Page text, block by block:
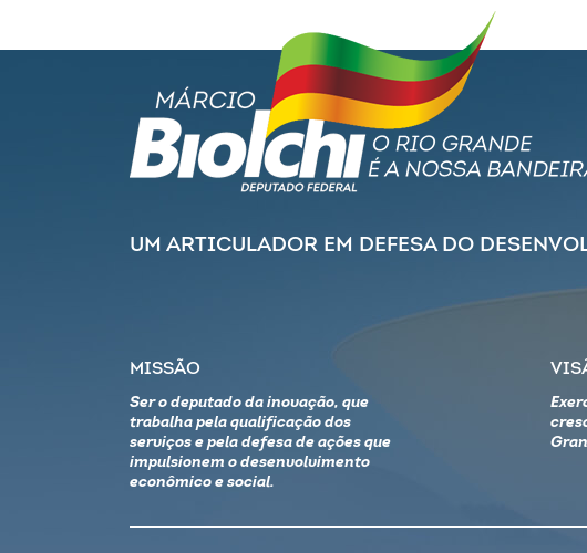
UM ARTICULADOR EM DEFESA DO
MISSÃO
Ser o deputado da inovação, que
trabalha pela qualificação dos
serviços e pela defesa de ações que
impulsionem o desenvolvimento
econômico e social.